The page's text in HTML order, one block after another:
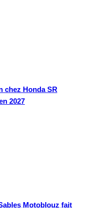
chez Honda SR
2027
Motoblouz fait